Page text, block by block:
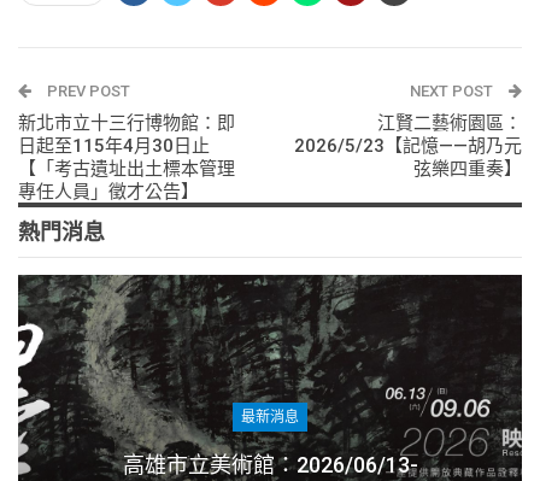
PREV POST
新北市立十三行博物館：即
日起至115年4月30日止
【「考古遺址出土標本管理
專任人員」徵才公告】
NEXT POST
江賢二藝術園區：
2026/5/23【記憶——胡乃元
弦樂四重奏】
熱門消息
最新消息
高雄市立美術館：2026/06/13-